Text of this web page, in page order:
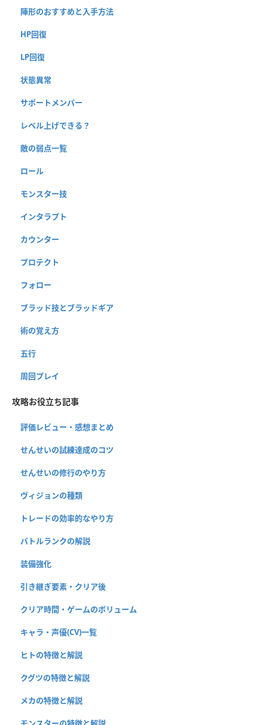
陣形のおすすめと入手方法
HP回復
LP回復
状態異常
サポートメンバー
レベル上げできる？
敵の弱点一覧
ロール
モンスター技
インタラプト
カウンター
プロテクト
フォロー
ブラッド技とブラッドギア
術の覚え方
五行
周回プレイ
攻略お役立ち記事
評価レビュー・感想まとめ
せんせいの試練達成のコツ
せんせいの修行のやり方
ヴィジョンの種類
トレードの効率的なやり方
バトルランクの解説
装備強化
引き継ぎ要素・クリア後
クリア時間・ゲームのボリューム
キャラ・声優(CV)一覧
ヒトの特徴と解説
クグツの特徴と解説
メカの特徴と解説